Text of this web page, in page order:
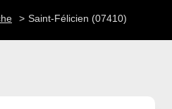
Saint-Félicien (07410)